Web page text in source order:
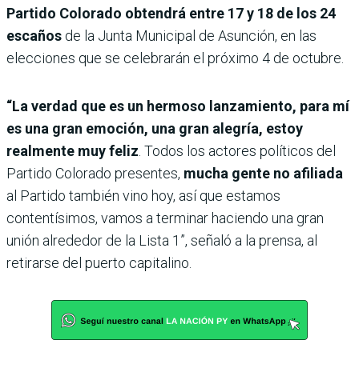
Partido Colorado obtendrá entre 17 y 18 de los 24
escaños de la Junta Municipal de Asunción, en las
elecciones que se celebrarán el próximo 4 de octubre.
“La verdad que es un hermoso lanzamiento, para mí
es una gran emoción, una gran alegría, estoy
realmente muy feliz . Todos los actores políticos del
Partido Colorado presentes, mucha gente no afiliada
al Partido también vino hoy, así que estamos
contentísimos, vamos a terminar haciendo una gran
unión alrededor de la Lista 1”, señaló a la prensa, al
retirarse del puerto capitalino.